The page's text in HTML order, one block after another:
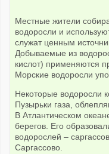
Местные жители
водоросли и
служат ценным
Добываемые из
кислот) применяются
Морские водоросли
Некоторые водоросли
Пузырьки газа,
В Атлантическом
берегов. Его
водорослей –
Саргассово.